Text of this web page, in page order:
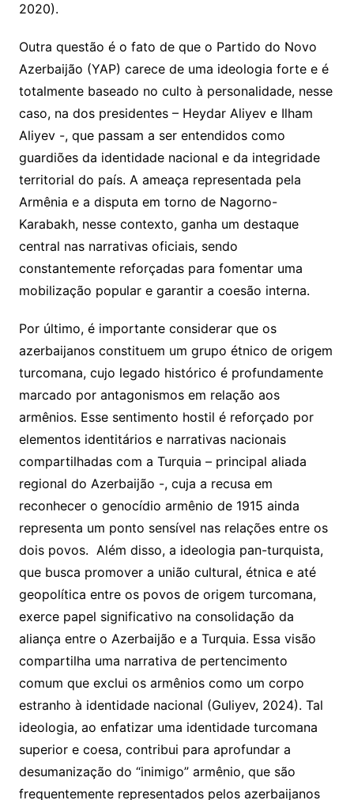
2020).
Outra questão é o fato de que o Partido do Novo
Azerbaijão (YAP) carece de uma ideologia forte e é
totalmente baseado no culto à personalidade, nesse
caso, na dos presidentes – Heydar Aliyev e Ilham
Aliyev -, que passam a ser entendidos como
guardiões da identidade nacional e da integridade
territorial do país. A ameaça representada pela
Armênia e a disputa em torno de Nagorno-
Karabakh, nesse contexto, ganha um destaque
central nas narrativas oficiais, sendo
constantemente reforçadas para fomentar uma
mobilização popular e garantir a coesão interna.
Por último, é importante considerar que os
azerbaijanos constituem um grupo étnico de origem
turcomana, cujo legado histórico é profundamente
marcado por antagonismos em relação aos
armênios. Esse sentimento hostil é reforçado por
elementos identitários e narrativas nacionais
compartilhadas com a Turquia – principal aliada
regional do Azerbaijão -, cuja a recusa em
reconhecer o genocídio armênio de 1915 ainda
representa um ponto sensível nas relações entre os
dois povos. Além disso, a ideologia pan-turquista,
que busca promover a união cultural, étnica e até
geopolítica entre os povos de origem turcomana,
exerce papel significativo na consolidação da
aliança entre o Azerbaijão e a Turquia. Essa visão
compartilha uma narrativa de pertencimento
comum que exclui os armênios como um corpo
estranho à identidade nacional (Guliyev, 2024). Tal
ideologia, ao enfatizar uma identidade turcomana
superior e coesa, contribui para aprofundar a
desumanização do “inimigo” armênio, que são
frequentemente representados pelos azerbaijanos